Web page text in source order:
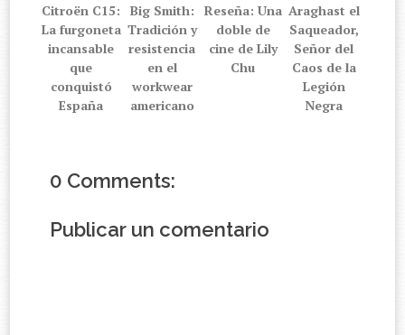
Citroën C15:
La furgoneta
incansable
que
conquistó
España
Big Smith:
Tradición y
resistencia
en el
workwear
americano
Reseña: Una
doble de
cine de Lily
Chu
Araghast el
Saqueador,
Señor del
Caos de la
Legión
Negra
0 Comments:
Publicar un comentario